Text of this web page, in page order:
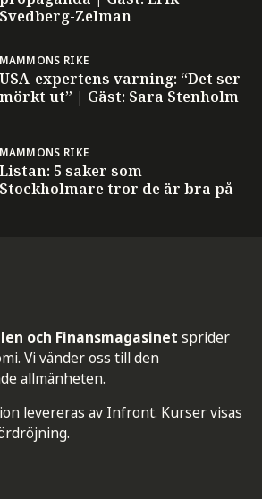
Zelman
RIKE
expertens varning: “Det ser
ut” | Gäst: Sara Stenholm
RIKE
5 saker som
tror de är bra på
och Finansmagasinet sprider
Vi vänder oss till den
allmänheten.
levereras av Infront. Kurser visas